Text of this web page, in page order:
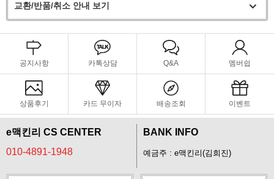
교환/반품/취소 안내 보기
공지사항 카톡상담 Q&A 멤버쉽
상품후기 카드 무이자 배송조회 이벤트
e맥킨리 CS CENTER
010-4891-1948
BANK INFO
예금주 : e맥킨리(김희진)